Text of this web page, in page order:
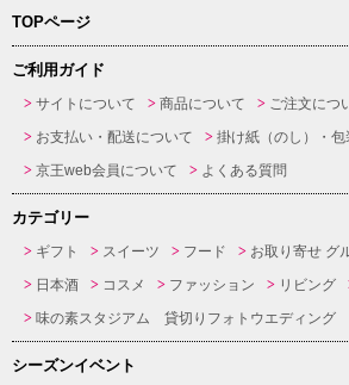
TOPページ
ご利用ガイド
サイトについて 商品について
ご注文につ
お支払い・配送について
掛け紙（のし）・包
京王web会員について
よくある質問
カテゴリー
ギフト スイーツ フード お取り寄せ グ
日本酒
コスメ ファッション リビング
味の素スタジアム 貸切りフォトウエディング
シーズンイベント